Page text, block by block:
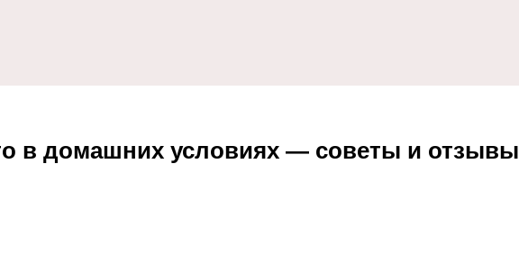
в домашних условиях — советы и отзывы